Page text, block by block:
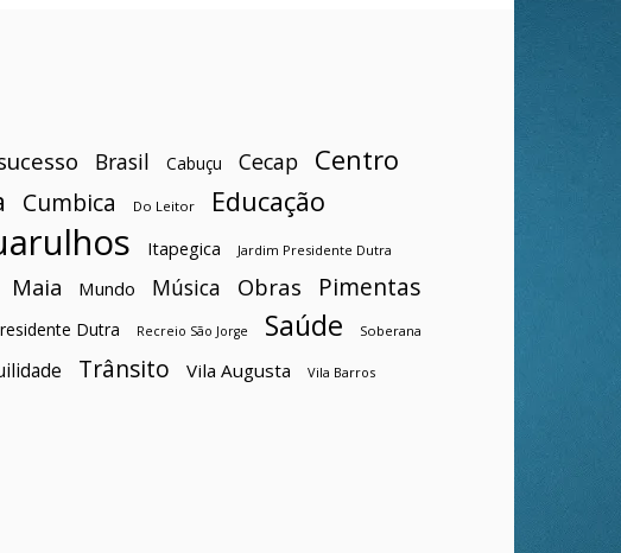
Brasil Cabuçu Cecap Centro
Cumbica Do Leitor Educação
Itapegica Jardim Presidente Dutra
Maia Mundo Música Obras Pimentas
Dutra Recreio São Jorge Saúde Soberana
Trânsito Vila Augusta Vila Barros